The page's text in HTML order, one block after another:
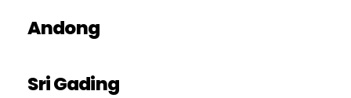
Andong
Sri Gading